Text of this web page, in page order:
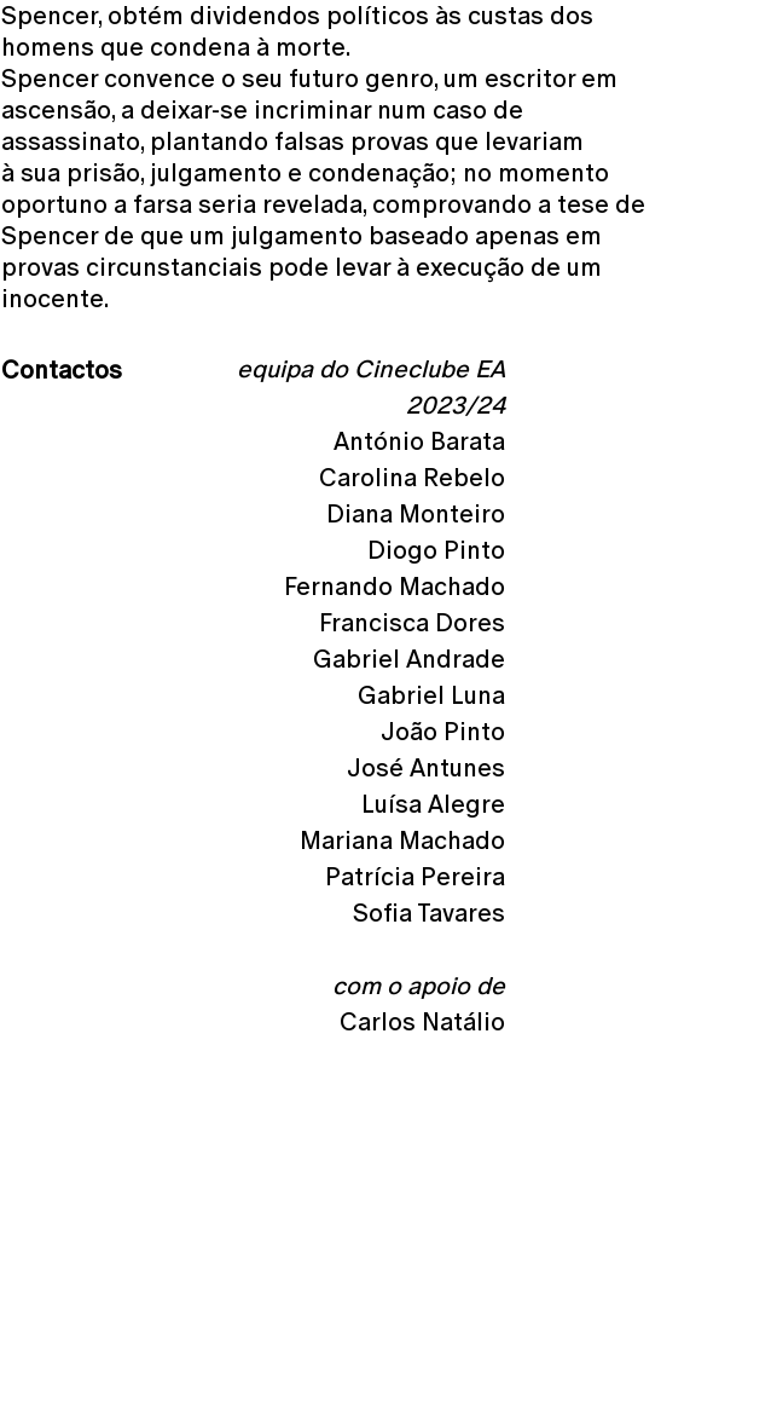
Contactos
equipa do Cineclube EA
2023/24
António Barata
Carolina Rebelo
Diana Monteiro
Diogo Pinto
Fernando Machado
Francisca Dores
Gabriel Andrade
Gabriel Luna
João Pinto
José Antunes
Luísa Alegre
Mariana Machado
Patrícia Pereira
Sofia Tavares
com o apoio de
Carlos Natálio
Spencer, obtém dividendos políticos às custas dos
homens que condena à morte.
Spencer convence o seu futuro genro, um escritor em
ascensão, a deixar-se incriminar num caso de
assassinato, plantando falsas provas que levariam
à sua prisão, julgamento e condenação; no momento
oportuno a farsa seria revelada, comprovando a tese de
Spencer de que um julgamento baseado apenas em
provas circunstanciais pode levar à execução de um
inocente.